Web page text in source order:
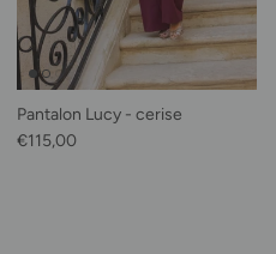
Pantalon Lucy - cerise
Prix habituel
€115,00